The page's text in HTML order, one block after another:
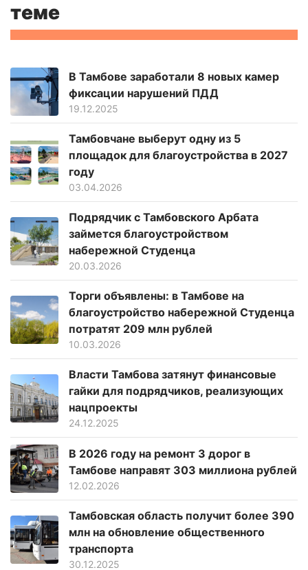
теме
В Тамбове заработали 8 новых камер
фиксации нарушений ПДД
19.12.2025
Тамбовчане выберут одну из 5
площадок для благоустройства в 2027
году
03.04.2026
Подрядчик с Тамбовского Арбата
займется благоустройством
набережной Студенца
20.03.2026
Торги объявлены: в Тамбове на
благоустройство набережной Студенца
потратят 209 млн рублей
10.03.2026
Власти Тамбова затянут финансовые
гайки для подрядчиков, реализующих
нацпроекты
24.12.2025
В 2026 году на ремонт 3 дорог в
Тамбове направят 303 миллиона рублей
12.02.2026
Тамбовская область получит более 390
млн на обновление общественного
транспорта
30.12.2025